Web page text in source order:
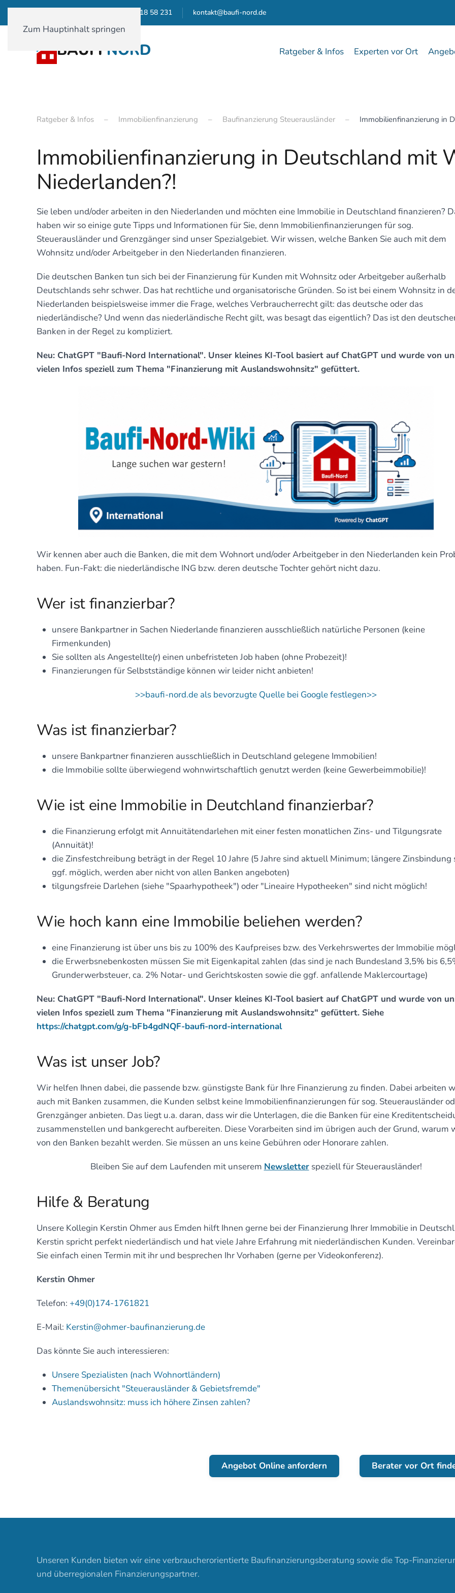
Zum Hauptinhalt springen
01590-18 58 231 kontakt@baufi-nord.de
BAUFI NORD Ratgeber & Infos Experten vor Ort
Ratgeber & Infos Immobilienfinanzierung Baufinanzierung Steuerausländer Immobilienfinanzierung in
Immobilienfinanzierung in Deutschland mit
Niederlanden?!
Sie leben und/oder arbeiten in den Niederlanden und möchten eine Immobilie in Deutschland finanzieren?
haben wir so einige gute Tipps und Informationen für Sie, denn Immobilienfinanzierungen für sog.
Steuerausländer und Grenzgänger sind unser Spezialgebiet. Wir wissen, welche Banken Sie auch mit dem
Wohnsitz und/oder Arbeitgeber in den Niederlanden finanzieren.
Die deutschen Banken tun sich bei der Finanzierung für Kunden mit Wohnsitz oder Arbeitgeber außerhalb
Deutschlands sehr schwer. Das hat rechtliche und organisatorische Gründen. So ist bei einem Wohnsitz in
Niederlanden beispielsweise immer die Frage, welches Verbraucherrecht gilt: das deutsche oder das
niederländische? Und wenn das niederländische Recht gilt, was besagt das eigentlich? Das ist den
Banken in der Regel zu kompliziert.
Neu: ChatGPT "Baufi-Nord International". Unser kleines KI-Tool basiert auf ChatGPT und wurde von
vielen Infos speziell zum Thema "Finanzierung mit Auslandswohnsitz" gefüttert.
Wir kennen aber auch die Banken, die mit dem Wohnort und/oder Arbeitgeber in den Niederlanden kein
haben. Fun-Fakt: die niederländische ING bzw. deren deutsche Tochter gehört nicht dazu.
Wer ist finanzierbar?
unsere Bankpartner in Sachen Niederlande finanzieren ausschließlich natürliche Personen (keine
Firmenkunden)
Sie sollten als Angestellte(r) einen unbefristeten Job haben (ohne Probezeit)!
Finanzierungen für Selbstständige können wir leider nicht anbieten!
>>baufi-nord.de als bevorzugte Quelle bei Google festlegen>>
Was ist finanzierbar?
unsere Bankpartner finanzieren ausschließlich in Deutschland gelegene Immobilien!
die Immobilie sollte überwiegend wohnwirtschaftlich genutzt werden (keine Gewerbeimmobilie)!
Wie ist eine Immobilie in Deutchland finanzierbar?
die Finanzierung erfolgt mit Annuitätendarlehen mit einer festen monatlichen Zins- und Tilgungsrate
(Annuität)!
die Zinsfestchreibung beträgt in der Regel 10 Jahre (5 Jahre sind aktuell Minimum; längere Zinsbindung
ggf. möglich, werden aber nicht von allen Banken angeboten)
tilgungsfreie Darlehen (siehe "Spaarhypotheek") oder "Lineaire Hypotheeken" sind nicht möglich!
Wie hoch kann eine Immobilie beliehen werden?
eine Finanzierung ist über uns bis zu 100% des Kaufpreises bzw. des Verkehrswertes der Immobilie
die Erwerbsnebenkosten müssen Sie mit Eigenkapital zahlen (das sind je nach Bundesland 3,5% bis
Grunderwerbsteuer, ca. 2% Notar- und Gerichtskosten sowie die ggf. anfallende Maklercourtage)
Neu: ChatGPT "Baufi-Nord International". Unser kleines KI-Tool basiert auf ChatGPT und wurde von
vielen Infos speziell zum Thema "Finanzierung mit Auslandswohnsitz" gefüttert. Siehe
https://chatgpt.com/g/g-bFb4gdNQF-baufi-nord-international
Was ist unser Job?
Wir helfen Ihnen dabei, die passende bzw. günstigste Bank für Ihre Finanzierung zu finden. Dabei arbeiten
auch mit Banken zusammen, die Kunden selbst keine Immobilienfinanzierungen für sog. Steuerausländer
Grenzgänger anbieten. Das liegt u.a. daran, dass wir die Unterlagen, die die Banken für eine
zusammenstellen und bankgerecht aufbereiten. Diese Vorarbeiten sind im übrigen auch der Grund, warum
von den Banken bezahlt werden. Sie müssen an uns keine Gebühren oder Honorare zahlen.
Bleiben Sie auf dem Laufenden mit unserem Newsletterspeziell für Steuerausländer!
Hilfe & Beratung
Unsere Kollegin Kerstin Ohmer aus Emden hilft Ihnen gerne bei der Finanzierung Ihrer Immobilie in
Kerstin spricht perfekt niederländisch und hat viele Jahre Erfahrung mit niederländischen Kunden.
Sie einfach einen Termin mit ihr und besprechen Ihr Vorhaben (gerne per Videokonferenz).
Kerstin Ohmer
Telefon: +49(0)174-1761821
E-Mail: Kerstin@ohmer-baufinanzierung.de
Das könnte Sie auch interessieren:
Unsere Spezialisten (nach Wohnortländern)
Themenübersicht "Steuerausländer & Gebietsfremde"
Auslandswohnsitz: muss ich höhere Zinsen zahlen?
Angebot Online anfordern Berater vor Ort
Unseren Kunden bieten wir eine verbraucherorientierte Baufinanzierungsberatung sowie die Top-
und überregionalen Finanzierungspartner.